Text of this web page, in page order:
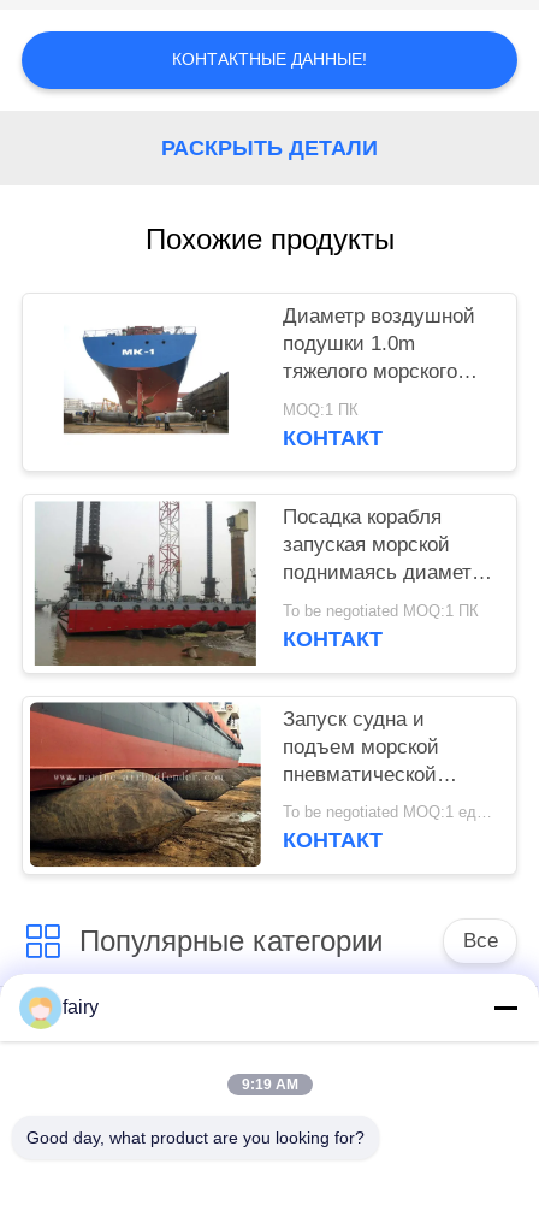
САЙТА
КОНТАКТНЫЕ ДАННЫЕ!
РАСКРЫТЬ ДЕТАЛИ
Похожие продукты
Диаметр воздушной
подушки 1.0m
тяжелого морского
пехотинца транспорта
резиновый
MOQ:1 ПК
КОНТАКТ
Посадка корабля
запуская морской
поднимаясь диаметр
1.5m воздушной
подушки
To be negotiated MOQ:1 ПК
КОНТАКТ
Запуск судна и
подъем морской
пневматической
резиновой подушки
безопасности
To be negotiated MOQ:1 единицы
КОНТАКТ
Популярные категории Все
Пневматический
морской обвайзер
пневматический
резиновые
морская резиновая
fairy
9:19 AM
Good day, what product are you looking for?